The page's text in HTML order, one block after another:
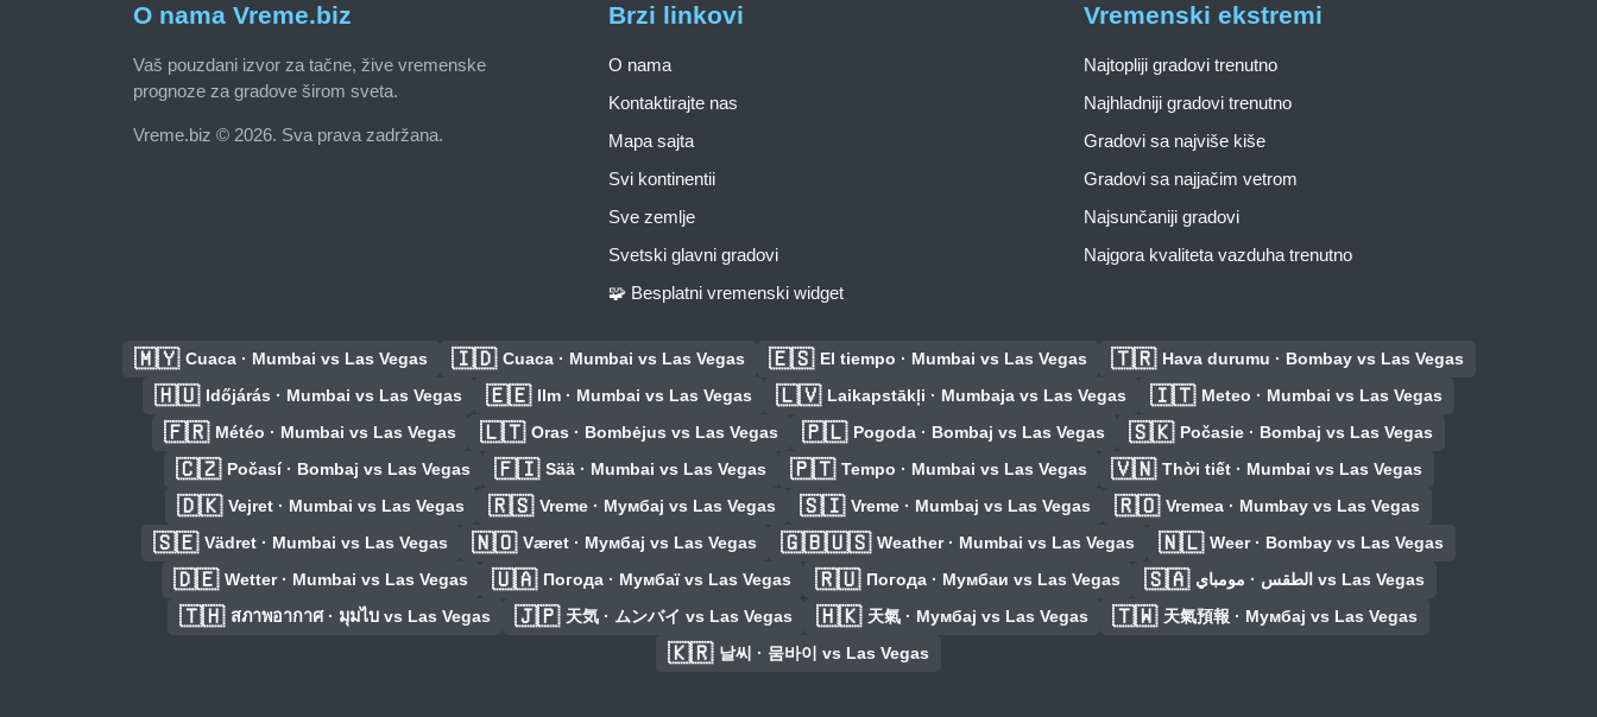
O nama Vreme.biz
Vaš pouzdani izvor za tačne, žive vremenske
prognoze za gradove širom sveta.
Vreme.biz © 2026. Sva prava zadržana.
Brzi linkovi
O nama
Kontaktirajte nas
Mapa sajta
Svi kontinentii
Sve zemlje
Svetski glavni gradovi
🧩 Besplatni vremenski widget
Vremenski ekstremi
Najtopliji gradovi trenutno
Najhladniji gradovi trenutno
Gradovi sa najviše kiše
Gradovi sa najjačim vetrom
Najsunčaniji gradovi
Najgora kvaliteta vazduha trenutno
🇲🇾 Cuaca · Mumbai vs Las Vegas 🇮🇩 Cuaca · Mumbai vs Las Vegas 🇪🇸 El tiempo · Mumbai vs Las Vegas 🇹🇷 Hava durumu · Bombay vs Las Vegas
🇭🇺 Időjárás · Mumbai vs Las Vegas 🇪🇪 Ilm · Mumbai vs Las Vegas 🇱🇻 Laikapstākļi · Mumbaja vs Las Vegas 🇮🇹 Meteo · Mumbai vs Las Vegas
🇫🇷 Météo · Mumbai vs Las Vegas 🇱🇹 Oras · Bombėjus vs Las Vegas 🇵🇱 Pogoda · Bombaj vs Las Vegas 🇸🇰 Počasie · Bombaj vs Las Vegas
🇨🇿 Počasí · Bombaj vs Las Vegas 🇫🇮 Sää · Mumbai vs Las Vegas 🇵🇹 Tempo · Mumbai vs Las Vegas 🇻🇳 Thời tiết · Mumbai vs Las Vegas
🇩🇰 Vejret · Mumbai vs Las Vegas 🇷🇸 Vreme · Мумбај vs Las Vegas 🇸🇮 Vreme · Mumbaj vs Las Vegas 🇷🇴 Vremea · Mumbay vs Las Vegas
🇸🇪 Vädret · Mumbai vs Las Vegas 🇳🇴 Været · Мумбај vs Las Vegas 🇬🇧🇺🇸 Weather · Mumbai vs Las Vegas 🇳🇱 Weer · Bombay vs Las Vegas
🇩🇪 Wetter · Mumbai vs Las Vegas 🇺🇦 Погода · Мумбаї vs Las Vegas 🇷🇺 Погода · Мумбаи vs Las Vegas 🇸🇦 الطقس · مومباي vs Las Vegas
🇹🇭 สภาพอากาศ · มุมไบ vs Las Vegas 🇯🇵 天気 · ムンバイ vs Las Vegas 🇭🇰 天氣 · Мумбај vs Las Vegas 🇹🇼 天氣預報 · Мумбај vs Las Vegas
🇰🇷 날씨 · 뭄바이 vs Las Vegas